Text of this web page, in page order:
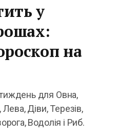
у
на
для Овна,
Діви, Терезів,
Водолія і Риб.